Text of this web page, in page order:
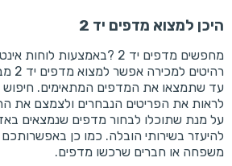
היכן למצוא מדפים יד 2
מחפשים מדפים יד 2 ?באמצעות
עד שתמצאו את המדפים המתאימים.
לראות את הפריטים הנבחרים ולצמצם את
על מנת שתוכלו לבחור מדפים שנמצאים
להיעזר בשירותי הובלה. כמו כן באפשרותכם
משפחה או חברים שרכשו מדפים.